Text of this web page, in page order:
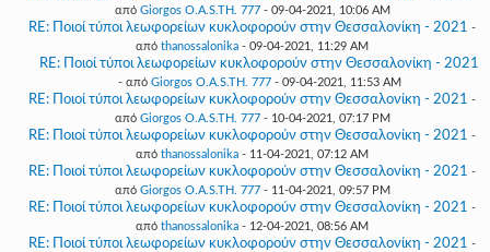
από Giorgos O.A.S.TH. 777- 09-04-2021, 10:06 AM
RE: Ποιοί τύποι λεωφορείων κυκλοφορούν στην Θεσσαλονίκη - 2021 -
από thanossalonika - 09-04-2021, 11:29 AM
RE: Ποιοί τύποι λεωφορείων κυκλοφορούν στην Θεσσαλονίκη - 2021
- από Giorgos O.A.S.TH. 777- 09-04-2021, 11:53 AM
RE: Ποιοί τύποι λεωφορείων κυκλοφορούν στην Θεσσαλονίκη - 2021 -
από Giorgos O.A.S.TH. 777- 10-04-2021, 07:17 PM
RE: Ποιοί τύποι λεωφορείων κυκλοφορούν στην Θεσσαλονίκη - 2021 -
από thanossalonika - 11-04-2021, 07:12 AM
RE: Ποιοί τύποι λεωφορείων κυκλοφορούν στην Θεσσαλονίκη - 2021 -
από Giorgos O.A.S.TH. 777- 11-04-2021, 09:57 PM
RE: Ποιοί τύποι λεωφορείων κυκλοφορούν στην Θεσσαλονίκη - 2021 -
από thanossalonika - 12-04-2021, 08:56 AM
RE: Ποιοί τύποι λεωφορείων κυκλοφορούν στην Θεσσαλονίκη - 2021 -